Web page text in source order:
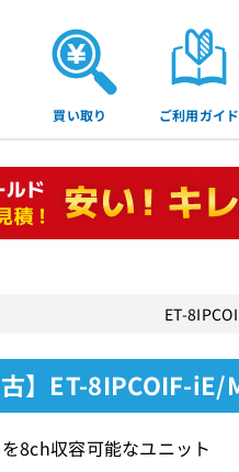
買い取り ご利用ガイド
ET-
古】ET-8IPCOIF-
8ch収容可能なユニット